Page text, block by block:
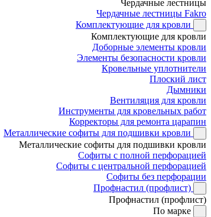
Чердачные лестницы
Чердачные лестницы Fakro
Комплектующие для кровли
Комплектующие для кровли
Доборные элементы кровли
Элементы безопасности кровли
Кровельные уплотнители
Плоский лист
Дымники
Вентиляция для кровли
Инструменты для кровельных работ
Корректоры для ремонта царапин
Металлические софиты для подшивки кровли
Металлические софиты для подшивки кровли
Софиты с полной перфорацией
Софиты с центральной перфорацией
Софиты без перфорации
Профнастил (профлист)
Профнастил (профлист)
По марке